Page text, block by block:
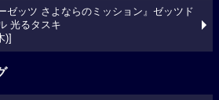
ゼッツ さよならのミッション』ゼッツド
光るタスキ
)]